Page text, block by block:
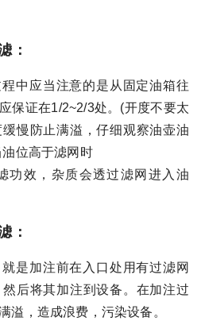
：
中应当注意的是从固定油箱往
保证在1/2~2/3处。(开度不要太
慢防止满溢，仔细观察油壶油
位高于滤网时
功效，杂质会透过滤网进入油
：
是加注前在入口处用有过滤网
后将其加注到设备。在加注过
溢，造成浪费，污染设备。